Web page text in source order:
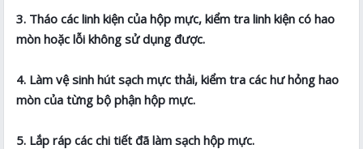
3. Tháo các linh kiện của hộp mực, kiểm tra linh kiện có hao
mòn hoặc lỗi không sử dụng được.
4. Làm vệ sinh hút sạch mực thải, kiểm tra các hư hỏng hao
mòn của từng bộ phận hộp mực.
5. Lắp ráp các chi tiết đã làm sạch hộp mực.